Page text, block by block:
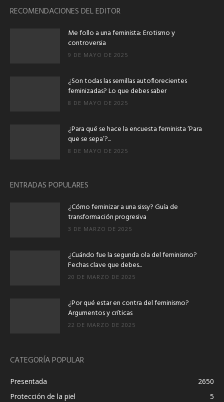
RECOMENDACIONES DEL EDITOR
Me follo a una feminista: Erotismo y
controversia
9 DE MAYO DE 2025
¿Son todas las semillas autoflorecientes
feminizadas? Lo que debes saber
8 DE MAYO DE 2025
¿Para qué se hace la encuesta feminista ‘Para
que se sepa’?...
8 DE MAYO DE 2025
ENTRADAS POPULARES
¿Cómo feminizar a una sissy? Guía de
transformación progresiva
3 DE MARZO DE 2025
¿Cuándo fue la segunda ola del feminismo?
Fechas clave que debes...
20 DE MARZO DE 2025
¿Por qué estar en contra del feminismo?
Argumentos y críticas
22 DE MARZO DE 2025
CATEGORÍA POPULAR
Presentada
2650
Protección de la piel
5